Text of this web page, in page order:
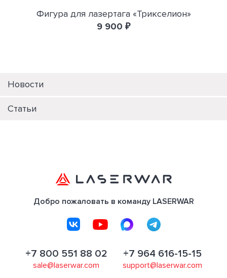
Фигура для лазертага «Трикселион»
9 900 ₽
Новости
Статьи
Добро пожаловать в команду LASERWAR
+7 800 551 88 02
sale@laserwar.com
+7 964 616-15-15
support@laserwar.com